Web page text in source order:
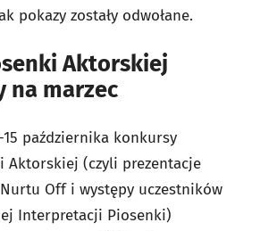
pokazy zostały odwołane.
Aktorskiej
na marzec
października konkursy
Aktorskiej (czyli prezentacje
Off i występy uczestników
Interpretacji Piosenki)